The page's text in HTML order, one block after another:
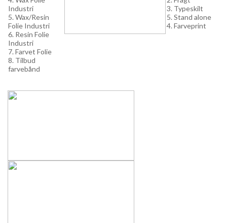
Industri
5. Wax/Resin
Folie Industri
6. Resin Folie
Industri
7. Farvet Folie
8. Tilbud
farvebånd
3. Typeskilt
5. Stand alone
4. Farveprint